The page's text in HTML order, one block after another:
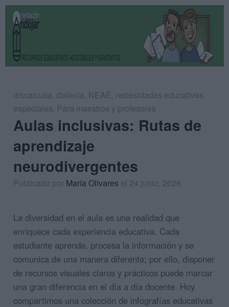
discalculia, dislexia, NEAE, necesidades educativas
especiales, Para maestros y profesores
Aulas inclusivas: Rutas de
aprendizaje
neurodivergentes
Publicado por María Olivares el 24 junio, 2026
La diversidad en el aula es una realidad que
enriquece cada experiencia educativa. Cada
estudiante aprende, procesa la información y se
comunica de una manera diferente; por ello, disponer
de recursos visuales claros y prácticos puede marcar
una gran diferencia en el día a día docente. Hoy
compartimos una colección de infografías educativas